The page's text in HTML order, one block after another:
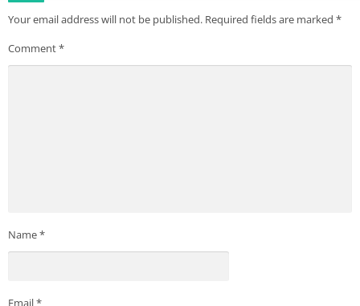
Your email address will not be published. Required fields are marked *
Comment*
Name*
Email*